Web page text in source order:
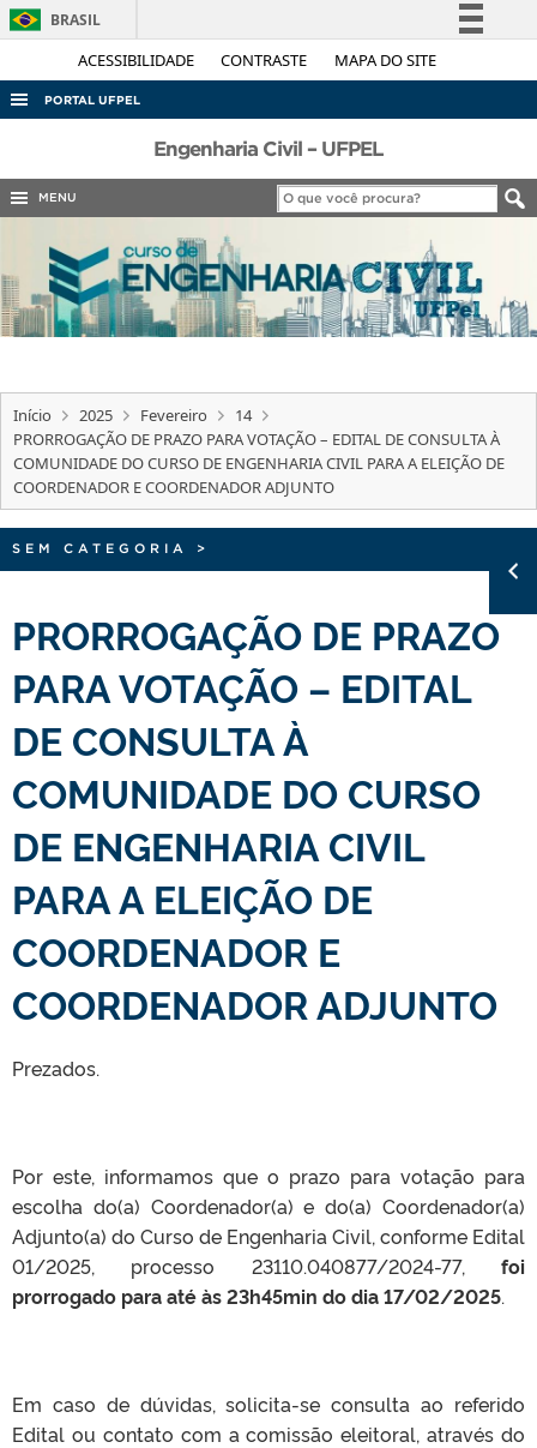
ACESSIBILIDADE CONTRASTE MAPA DO SITE
BRASIL
Simplifique!
Legislação
PORTAL UFPEL
ACESSO À INFORMAÇÃO
AUDITORIA
CONCURSOS
EDITAIS
TELEFONES
Engenharia Civil – UFPEL
MENU
Início 2025 Fevereiro
14
PRORROGAÇÃO DE PRAZO PARA VOTAÇÃO – EDITAL DE CONSULTA À
COMUNIDADE DO CURSO DE ENGENHARIA CIVIL PARA A ELEIÇÃO DE
COORDENADOR E COORDENADOR ADJUNTO
SEM CATEGORIA >
PRORROGAÇÃO DE PRAZO
PARA VOTAÇÃO – EDITAL
DE CONSULTA À
COMUNIDADE DO CURSO
DE ENGENHARIA CIVIL
PARA A ELEIÇÃO DE
COORDENADOR E
COORDENADOR ADJUNTO
Prezados.
Por este, informamos que o prazo para votação para
escolha do(a) Coordenador(a) e do(a) Coordenador(a)
Adjunto(a) do Curso de Engenharia Civil, conforme Edital
01/2025, processo 23110.040877/2024-77, foi
prorrogado para até às 23h45min do dia 17/02/2025.
Em caso de dúvidas, solicita-se consulta ao referido
Edital ou contato com a comissão eleitoral, através do